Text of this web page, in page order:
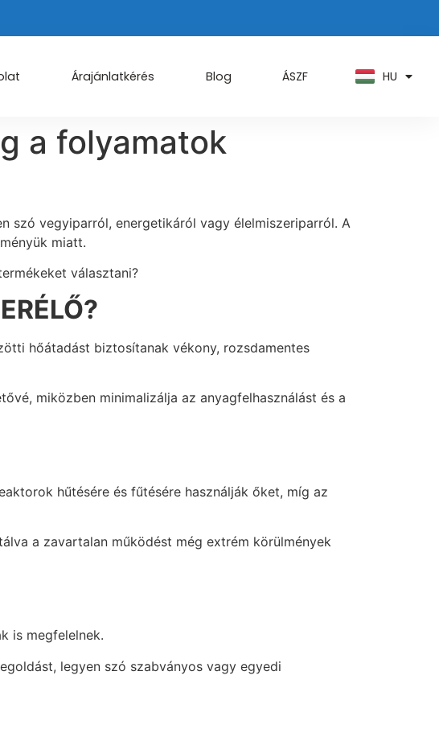
Árajánlatkérés Blog ÁSZF HU
AR
a folyamatok
szó vegyiparról, energetikáról vagy élelmiszeriparról. A
miatt.
választani?
hőátadást biztosítanak vékony, rozsdamentes
miközben minimalizálja az anyagfelhasználást és a
hűtésére és fűtésére használják őket, míg az
a zavartalan működést még extrém körülmények
is megfelelnek.
legyen szó szabványos vagy egyedi